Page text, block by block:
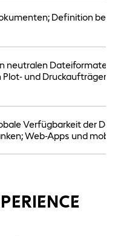
Definition
Dateiformaten
und Druckaufträgen
Verfügbarkeit der
Web-Apps und